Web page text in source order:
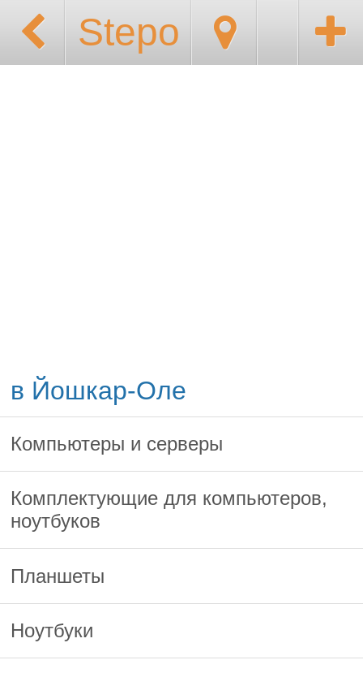
Stepo
в Йошкар-Оле
Компьютеры и серверы
Комплектующие для компьютеров,
ноутбуков
Планшеты
Ноутбуки